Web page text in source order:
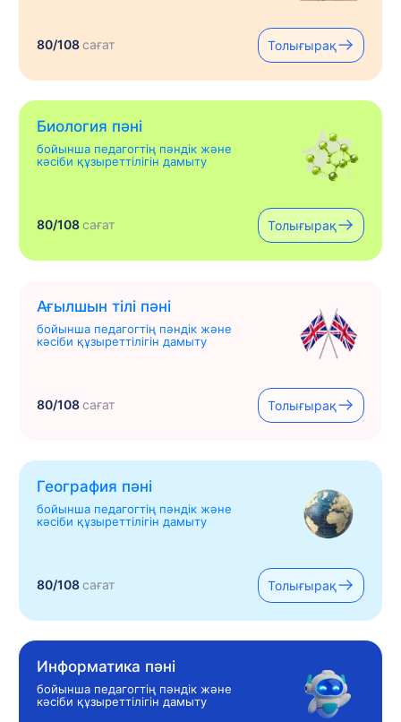
80/108сағат Толығырақ
Биология пәні
бойынша педагогтің пәндік және
кәсіби құзыреттілігін дамыту
80/108сағат Толығырақ
Ағылшын тілі пәні
бойынша педагогтің пәндік және
кәсіби құзыреттілігін дамыту
80/108сағат Толығырақ
География пәні
бойынша педагогтің пәндік және
кәсіби құзыреттілігін дамыту
80/108сағат Толығырақ
Информатика пәні
бойынша педагогтің пәндік және
кәсіби құзыреттілігін дамыту